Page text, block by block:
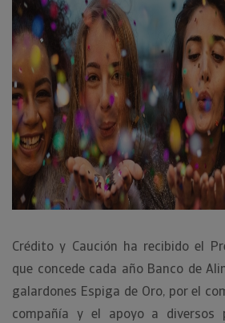
Crédito y Caución ha recibido el
que concede cada año Banco de
galardones Espiga de Oro, por el
compañía y el apoyo a diversos